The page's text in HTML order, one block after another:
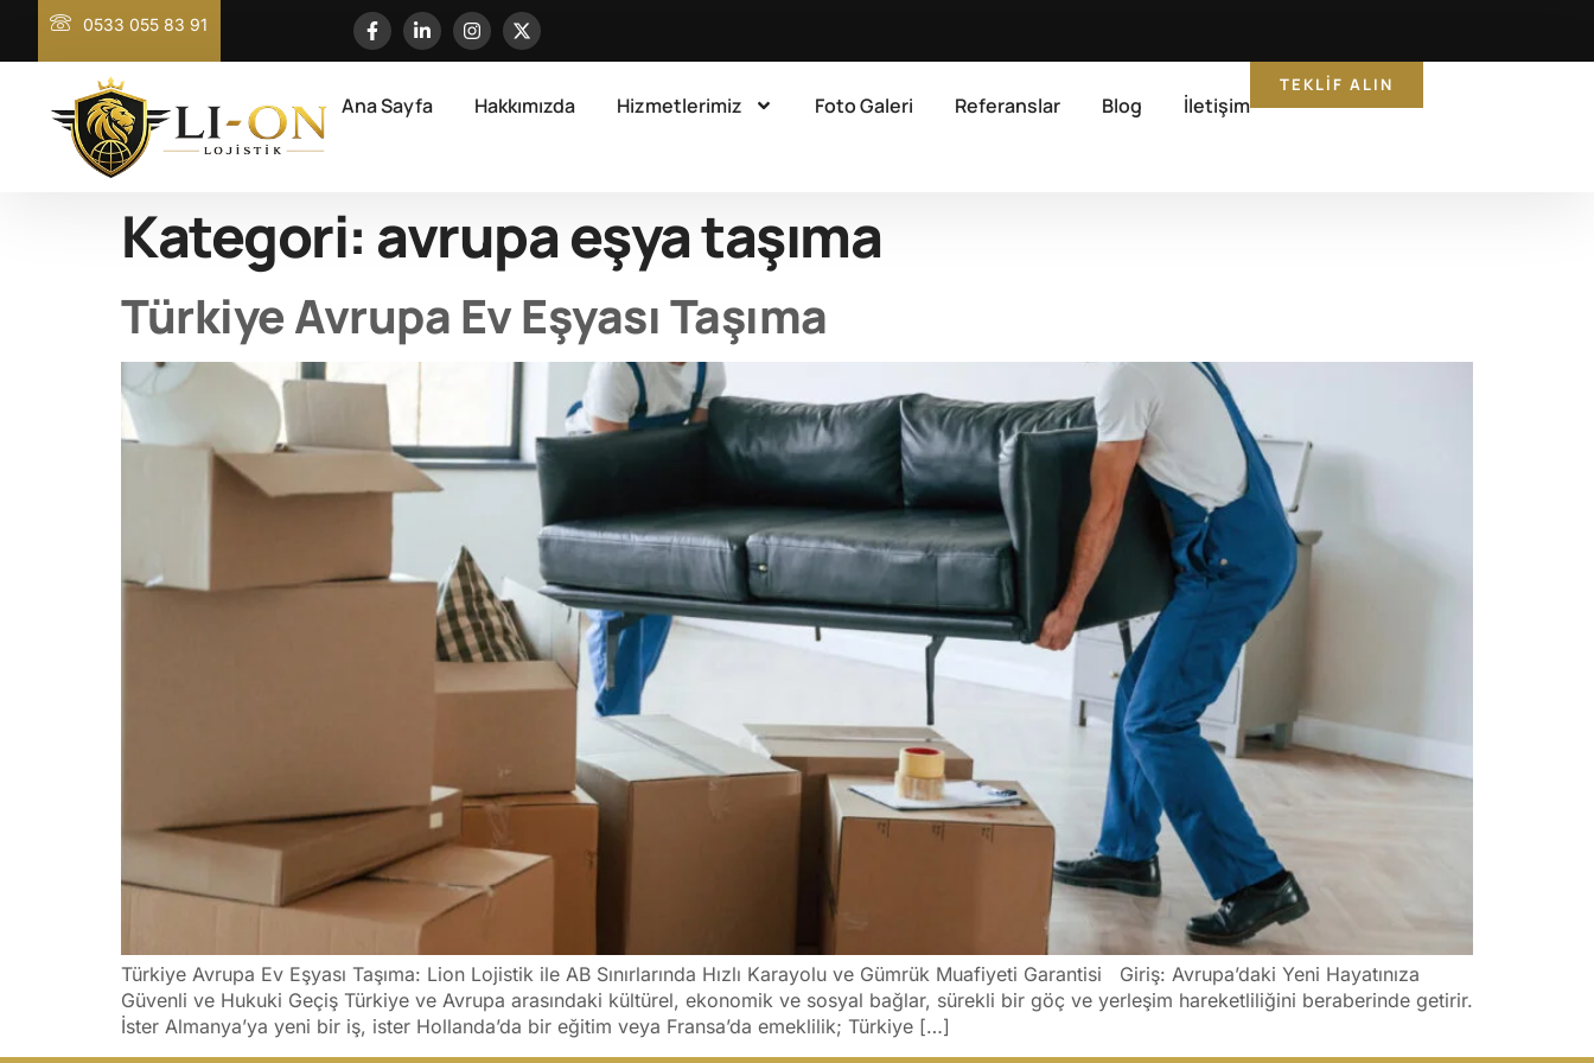
0533 055 83 91
Ana Sayfa Hakkımızda Hizmetlerimiz Foto Galeri Referanslar Blog İletişim
TEKLIF ALIN
Kategori: avrupa eşya taşıma
Türkiye Avrupa Ev Eşyası Taşıma
Türkiye Avrupa Ev Eşyası Taşıma: Lion Lojistik ile AB Sınırlarında Hızlı Karayolu ve Gümrük Muafiyeti Garantisi Giriş: Avrupa’daki Yeni Hayatınıza
Güvenli ve Hukuki Geçiş Türkiye ve Avrupa arasındaki kültürel, ekonomik ve sosyal bağlar, sürekli bir göç ve yerleşim hareketliliğini beraberinde getirir.
İster Almanya’ya yeni bir iş, ister Hollanda’da bir eğitim veya Fransa’da emeklilik; Türkiye […]